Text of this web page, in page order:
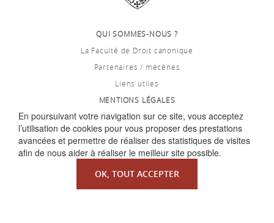
En poursuivant votre navigation sur ce site, vous acceptez
l’utilisation de cookies pour vous proposer des prestations
avancées et permettre de réaliser des statistiques de visites
afin de nous aider à réaliser le meilleur site possible.
OK, TOUT ACCEPTER
QUI SOMMES-NOUS ?
La Faculté de Droit canonique
Partenaires / mécènes
Liens utiles
MENTIONS LÉGALES